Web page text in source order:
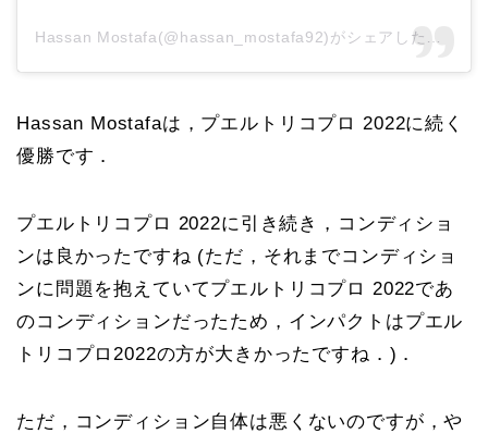
Hassan Mostafaは，プエルトリコプロ 2022に続く
優勝です．
プエルトリコプロ 2022に引き続き，コンディショ
ンは良かったですね (ただ，それまでコンディショ
ンに問題を抱えていてプエルトリコプロ 2022であ
のコンディションだったため，インパクトはプエル
トリコプロ2022の方が大きかったですね．)．
ただ，コンディション自体は悪くないのですが，や